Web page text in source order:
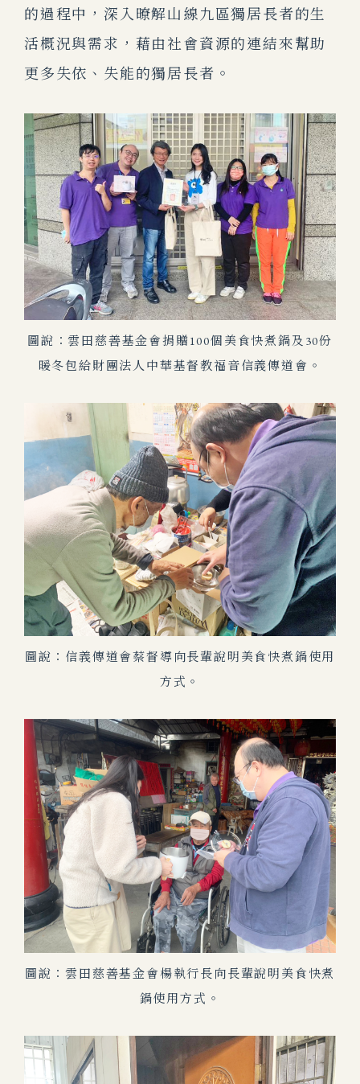
的過程中，深入暸解山線九區獨居長者的生
活概況與需求，藉由社會資源的連結來幫助
更多失依、失能的獨居長者。
圖說：雲田慈善基金會捐贈100個美食快煮鍋及30份
暖冬包給財團法人中華基督教福音信義傳道會。
圖說：信義傳道會蔡督導向長輩說明美食快煮鍋使用
方式。
圖說：雲田慈善基金會楊執行長向長輩說明美食快煮
鍋使用方式。